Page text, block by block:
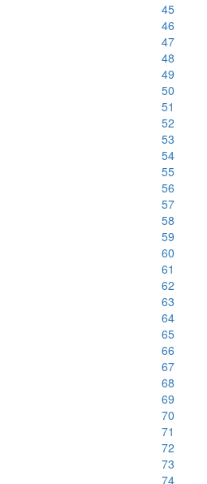
45
46
47
48
49
50
51
52
53
54
55
56
57
58
59
60
61
62
63
64
65
66
67
68
69
70
71
72
73
74